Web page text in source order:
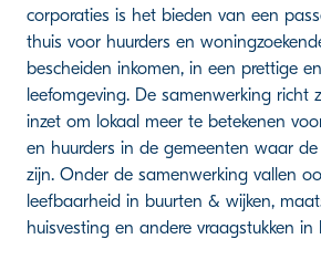
corporaties is het bieden van een
thuis voor huurders en
bescheiden inkomen, in een prettige
leefomgeving. De samenwerking richt
inzet om lokaal meer te betekenen
en huurders in de gemeenten waar
zijn. Onder de samenwerking vallen
leefbaarheid in buurten & wijken,
huisvesting en andere vraagstukken in